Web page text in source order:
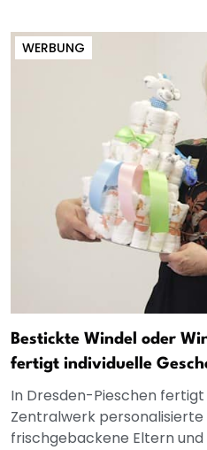
WERBUNG
Bestickte Windel oder
fertigt individuelle
In Dresden-Pieschen
Zentralwerk
frischgebackene Eltern und